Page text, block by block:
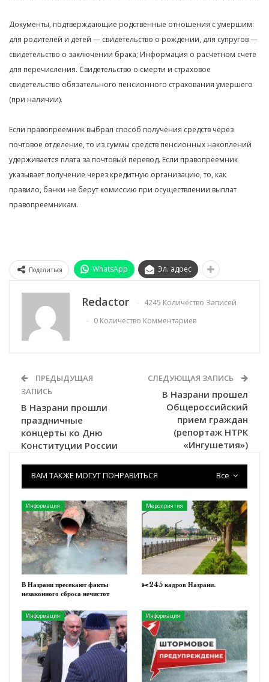
Документы, подтверждающие родственные отношения с умершим:
для родителей и детей — свидетельство о рождении, для супругов —
свидетельство о заключении брака; Информация о расчетном счете
для перечисления. Свидетельство о смерти и страховое
свидетельство обязательного пенсионного страхования умершего
(при наличии).
Если правопреемник выбрал способ получения средств через
почтовое отделение, то из суммы средств пенсионных накоплений
удерживается плата за почтовый перевод. Если правопреемник
указывает получение через кредитную организацию, то, как
правило, банки не берут комиссию при осуществлении выплат
правопреемникам.
Поделиться WhatsApp Эл. адрес
Redactor
4245 Количество Записей
0 Количество Комментариев
ПРЕДЫДУЩАЯ
ЗАПИСЬ
В Назрани прошли
праздничные
концерты ко Дню
Конституции России
СЛЕДУЮЩАЯ ЗАПИСЬ
В Назрани прошел
Общероссийский
прием граждан
(репортаж НТРК
«Ингушетия»)
Все
ВАМ ТАКЖЕ МОГУТ ПОНРАВИТЬСЯ
Информация
В Назрани пресекают факты
незаконного сброса нечистот
Мероприятия
✂️245 кадров Назрани.
Информация Информация